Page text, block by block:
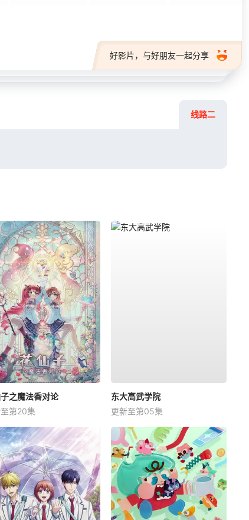
好影片，与好朋友一起分享
线路二
之魔法香对论
第20集
东大高武学院
更新至第05集